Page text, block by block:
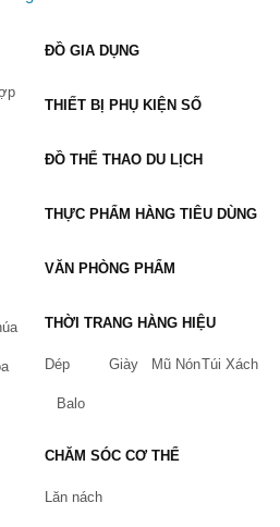
ĐỒ GIA DỤNG
THIẾT BỊ PHỤ KIỆN SỐ
ĐỒ THỂ THAO DU LỊCH
THỰC PHẨM HÀNG TIÊU DÙNG
VĂN PHÒNG PHẨM
THỜI TRANG HÀNG HIỆU
Dép Giày Mũ NónTúi Xách
Balo
CHĂM SÓC CƠ THỂ
Lăn nách